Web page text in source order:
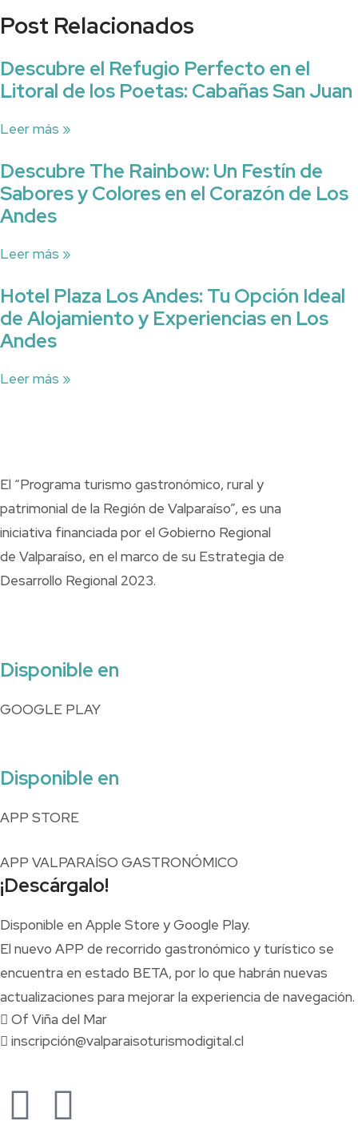
Post Relacionados
Descubre el Refugio Perfecto en el
Litoral de los Poetas: Cabañas San Juan
Leer más »
Descubre The Rainbow: Un Festín de
Sabores y Colores en el Corazón de Los
Andes
Leer más »
Hotel Plaza Los Andes: Tu Opción Ideal
de Alojamiento y Experiencias en Los
Andes
Leer más »
El “Programa turismo gastronómico, rural y
patrimonial de la Región de Valparaíso”, es una
iniciativa financiada por el Gobierno Regional
de Valparaíso, en el marco de su Estrategia de
Desarrollo Regional 2023.
Disponible en
GOOGLE PLAY
Disponible en
APP STORE
APP VALPARAÍSO GASTRONÓMICO
¡Descárgalo!
Disponible en Apple Store y Google Play.
El nuevo APP de recorrido gastronómico y turístico se
encuentra en estado BETA, por lo que habrán nuevas
actualizaciones para mejorar la experiencia de navegación.
Of Viña del Mar
inscripción@valparaisoturismodigital.cl